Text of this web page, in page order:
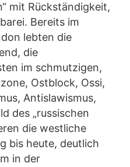
mit Rückständigkeit,
Bereits im
lebten die
die
im schmutzigen,
Ostblock, Ossi,
Antislawismus,
des „russischen
die westliche
bis heute, deutlich
in der